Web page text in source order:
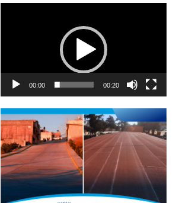
00:00 00:20